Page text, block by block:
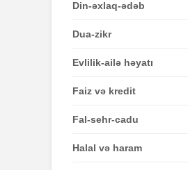
Din-əxlaq-ədəb
Dua-zikr
Evlilik-ailə həyatı
Faiz və kredit
Fal-sehr-cadu
Halal və haram